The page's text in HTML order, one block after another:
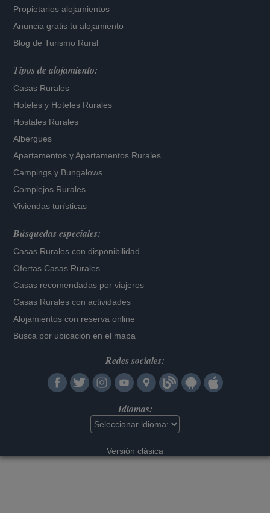
Propietarios alojamientos
Anuncia gratis tu alojamiento
Blog de Turismo Rural
Tipos de alojamiento:
Casas Rurales
Hoteles y Hoteles Rurales
Hostales Rurales
Albergues
Apartamentos yApartamentos Rurales
Campings y Bungalows
Complejos Rurales
Viviendas turísticas
Búsquedas especiales:
Casas Rurales con disponibilidad
Ofertas Casas Rurales
Casas recomendadas por viajeros
Casas Rurales con actividades
Alojamientos con reserva online
Busca por ubicación en el mapa
Redes sociales:
Idiomas:
Versión clásica